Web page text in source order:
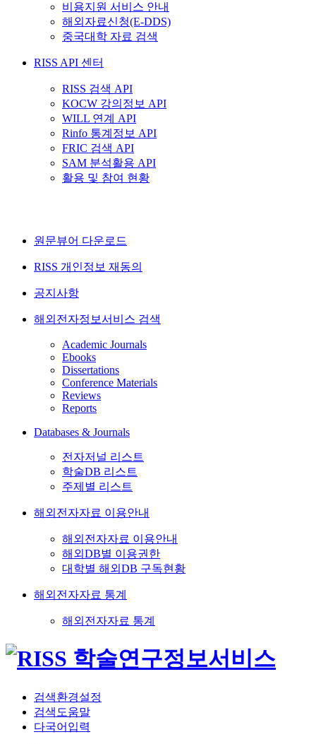
비용지원 서비스 안내
해외자료신청(E-DDS)
중국대학 자료 검색
RISS API 센터
RISS 검색 API
KOCW 강의정보 API
WILL 연계 API
Rinfo 통계정보 API
FRIC 검색 API
SAM 분석활용 API
활용 및 참여 현황
원문뷰어 다운로드
RISS 개인정보 재동의
공지사항
해외전자정보서비스 검색
Academic Journals
Ebooks
Dissertations
Conference Materials
Reviews
Reports
Databases & Journals
전자저널 리스트
학술DB 리스트
주제별 리스트
해외전자자료 이용안내
해외전자자료 이용안내
해외DB별 이용권한
대학별 해외DB 구독현황
해외전자자료 통계
해외전자자료 통계
검색환경설정
검색도움말
다국어입력